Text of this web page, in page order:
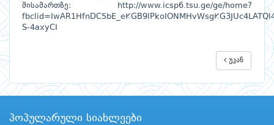
მისამართზე:
http://www.icsp6.tsu.ge/ge/home?
S-4axyCI
უკან
პოპულარული სიახლეები